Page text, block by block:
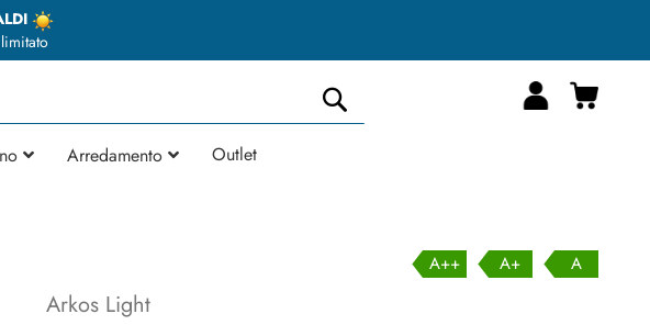
Cerca
Carrello
Arredamento Outlet
A++ A+ A
Arkos Light